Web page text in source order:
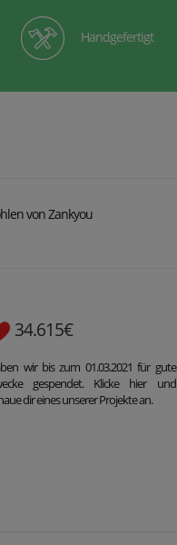
Handgefertigt
34.615€
wir bis zum 01.03.2021 für gute
gespendet. Klicke hier und
dir eines unserer Projekte an.